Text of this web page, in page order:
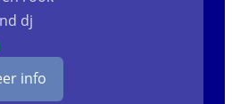
dj
info